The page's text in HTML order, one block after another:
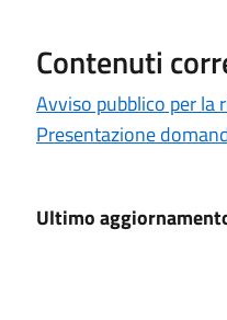
Contenuti
Avviso pubblico per la
Presentazione
Ultimo